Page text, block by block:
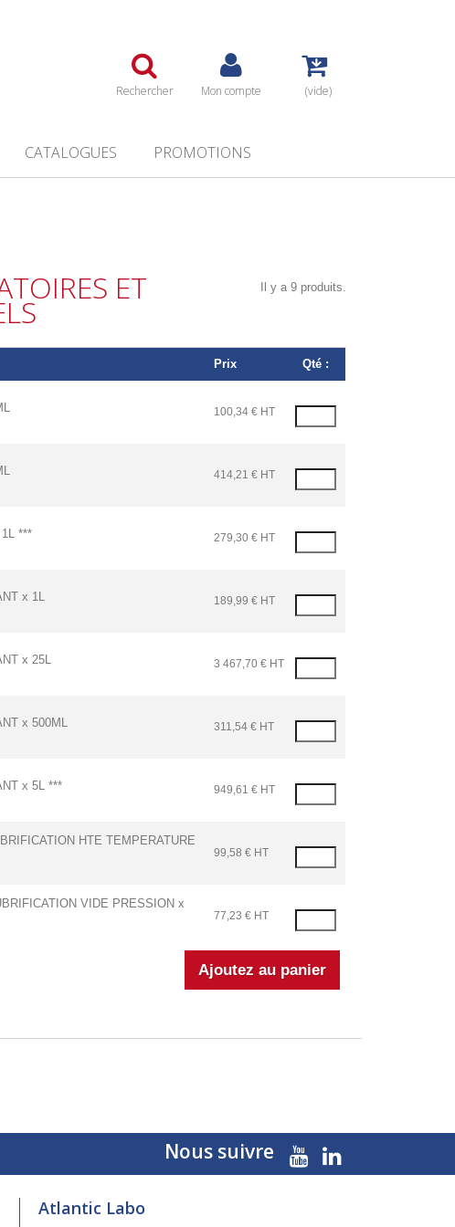
Rechercher Mon compte (vide)
CATALOGUES PROMOTIONS
ET Il y a 9 produits.
Prix Qté :
100,34 € HT
414,21 € HT
*** 279,30 € HT
x 1L 189,99 € HT
x 25L 3 467,70 € HT
x 500ML 311,54 € HT
x 5L *** 949,61 € HT
HTE TEMPERATURE
99,58 € HT
VIDE PRESSION x
77,23 € HT
Nous suivre
Atlantic Labo